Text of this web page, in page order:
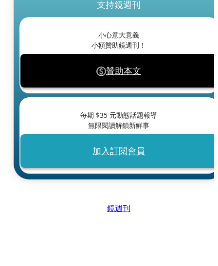
支持鏡週刊
小心意大意義
小額贊助鏡週刊！
贊助本文
每期 $35 元動態話題報導
無限閱讀解鎖新鮮事
加入訂閱會員
鏡週刊